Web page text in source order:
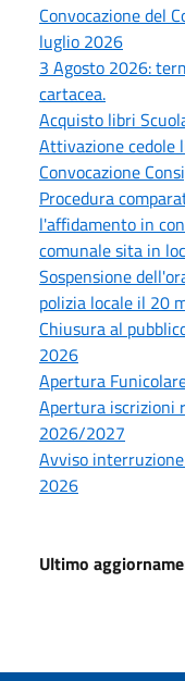
Convocazione del
luglio 2026
3 Agosto 2026:
cartacea.
Acquisto libri
Attivazione cedole
Convocazione
Procedura
l'affidamento in
comunale sita in
Sospensione
polizia locale il 20
Chiusura al
2026
Apertura
Apertura iscrizioni
2026/2027
Avviso
2026
Ultimo